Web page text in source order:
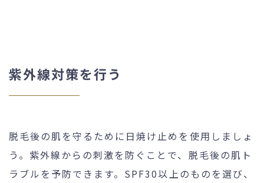
紫外線対策を行う
脱毛後の肌を守るために日焼け止めを使用しましょ
う。紫外線からの刺激を防ぐことで、脱毛後の肌ト
ラブルを予防できます。SPF30以上のものを選び、